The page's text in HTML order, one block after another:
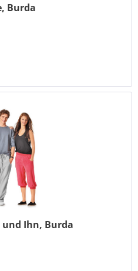
Burda
und Ihn, Burda